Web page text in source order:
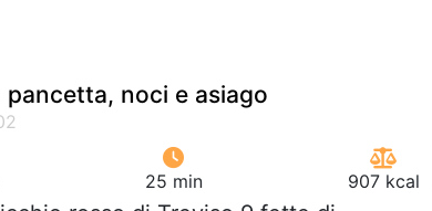
noci e asiago
25 min 907 kcal